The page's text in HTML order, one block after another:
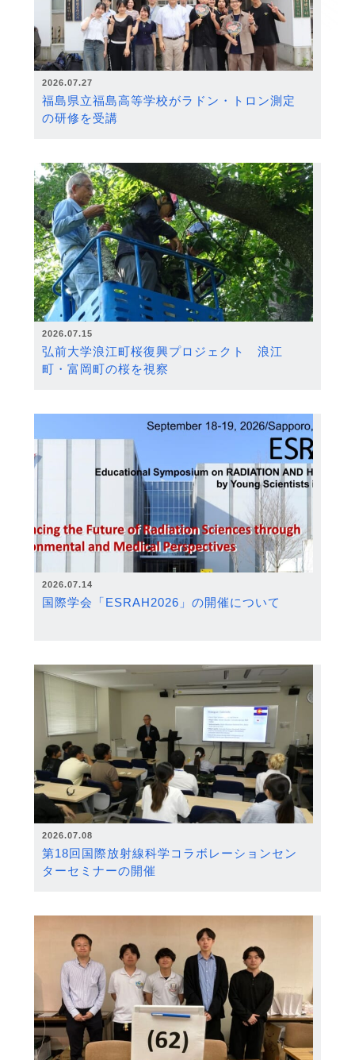
2026.07.27
福島県立福島高等学校がラドン・トロン測定
の研修を受講
2026.07.15
弘前大学浪江町桜復興プロジェクト 浪江
町・富岡町の桜を視察
2026.07.14
国際学会「ESRAH2026」の開催について
2026.07.08
第18回国際放射線科学コラボレーションセン
ターセミナーの開催